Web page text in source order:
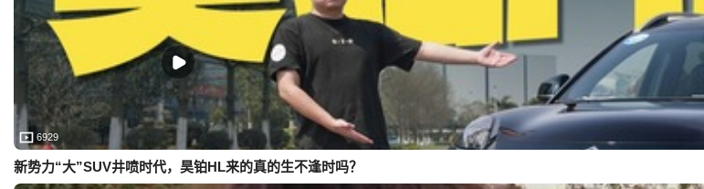
6929
新势力“大”SUV井喷时代，昊铂HL来的真的生不逢时吗？